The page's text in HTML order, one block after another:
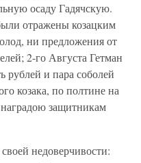
осаду Гадячскую.
отражены козацким
ни предложения от
2-го Августа Гетман
рублей и пара соболей
козака, по полтине на
защитникам
недоверчивости: